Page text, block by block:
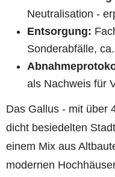
Neutralisation -
Entsorgung:
Sonderabfälle,
als Nachweis für
Das Gallus - mit über
dicht besiedelten
einem Mix aus
modernen